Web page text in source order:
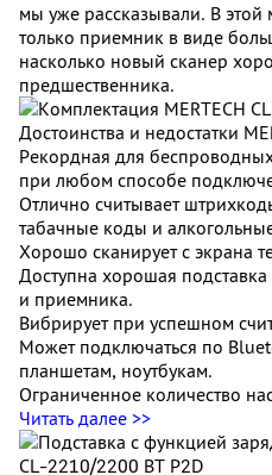
мы уже рассказывали. В этой
только приемник в виде
насколько новый сканер
предшественника.
Достоинства и недостатки
Рекордная для
при любом способе
Отлично считывает
табачные коды и
Хорошо сканирует с экрана
Доступна хорошая
и приемника.
Вибрирует при успешном
Может подключаться по
планшетам, ноутбукам.
Ограниченное количество
Читать далее >>